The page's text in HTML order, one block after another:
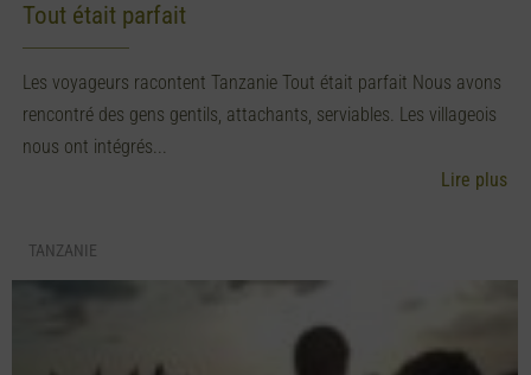
Tout était parfait
Les voyageurs racontent Tanzanie Tout était parfait Nous avons
rencontré des gens gentils, attachants, serviables. Les villageois
nous ont intégrés...
Lire plus
TANZANIE